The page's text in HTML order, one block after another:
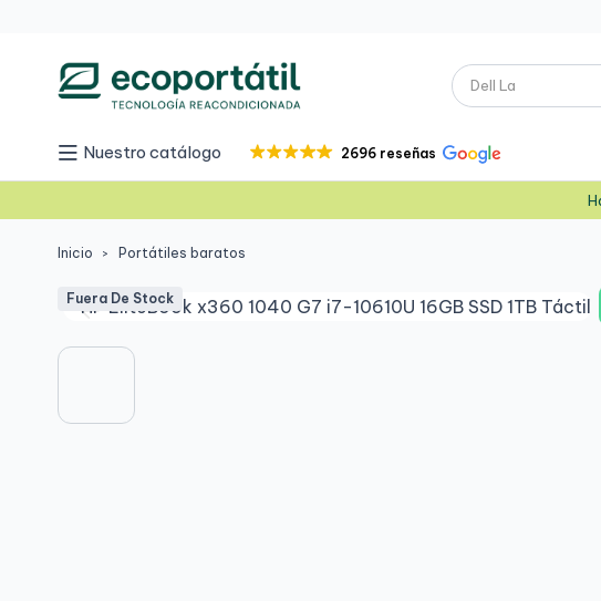
Nuestro catálogo 2696 reseñas
Inicio Portátiles baratos
Fuera De Stock